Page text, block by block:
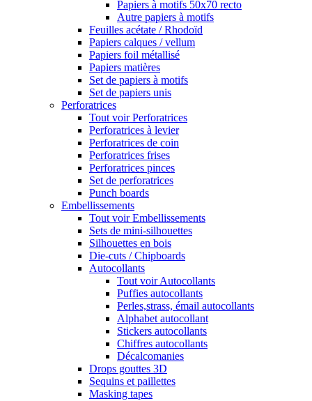
Papiers à motifs 50x70 recto
Autre papiers à motifs
Feuilles acétate / Rhodoïd
Papiers calques / vellum
Papiers foil métallisé
Papiers matières
Set de papiers à motifs
Set de papiers unis
Perforatrices
Tout voir Perforatrices
Perforatrices à levier
Perforatrices de coin
Perforatrices frises
Perforatrices pinces
Set de perforatrices
Punch boards
Embellissements
Tout voir Embellissements
Sets de mini-silhouettes
Silhouettes en bois
Die-cuts / Chipboards
Autocollants
Tout voir Autocollants
Puffies autocollants
Perles,strass, émail autocollants
Alphabet autocollant
Stickers autocollants
Chiffres autocollants
Décalcomanies
Drops gouttes 3D
Sequins et paillettes
Masking tapes